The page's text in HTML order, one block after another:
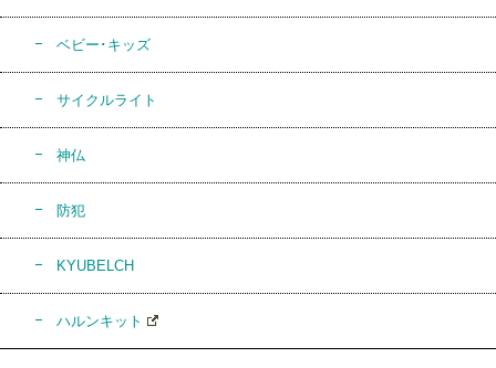
ベビー･キッズ
サイクルライト
神仏
防犯
KYUBELCH
ハルンキット